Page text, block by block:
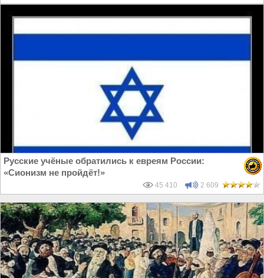
Русские учёные обратились к евреям России:
«Сионизм не пройдёт!»
45 410 2 609